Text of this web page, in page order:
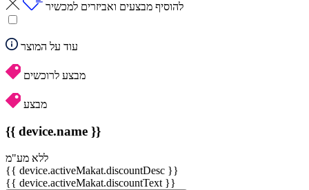
להוסיף מבצעים ואביזרים למכשיר
עוד על המוצר
מבצע לרוכשים
מבצע
{{ device.name }}
ללא מע"מ
{{ device.activeMakat.discountDesc }}
{{ device.activeMakat.discountText }}